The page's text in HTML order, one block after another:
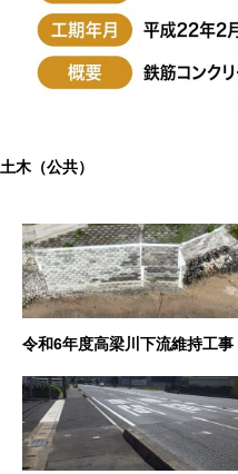
土木（公共）
令和6年度高梁川下流維持工事